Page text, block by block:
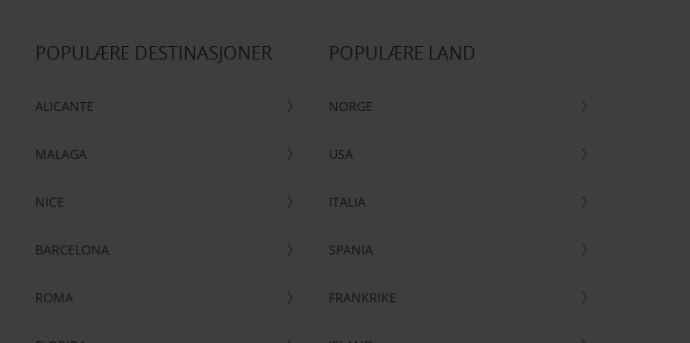
POPULÆRE DESTINASJONER
ALICANTE
MALAGA
NICE
BARCELONA
ROMA
POPULÆRE LAND
NORGE
USA
ITALIA
SPANIA
FRANKRIKE